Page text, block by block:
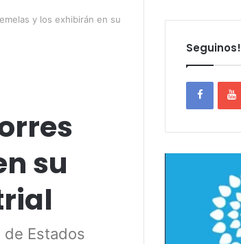
y los exhibirán en su
su
de Estados
Seguinos!